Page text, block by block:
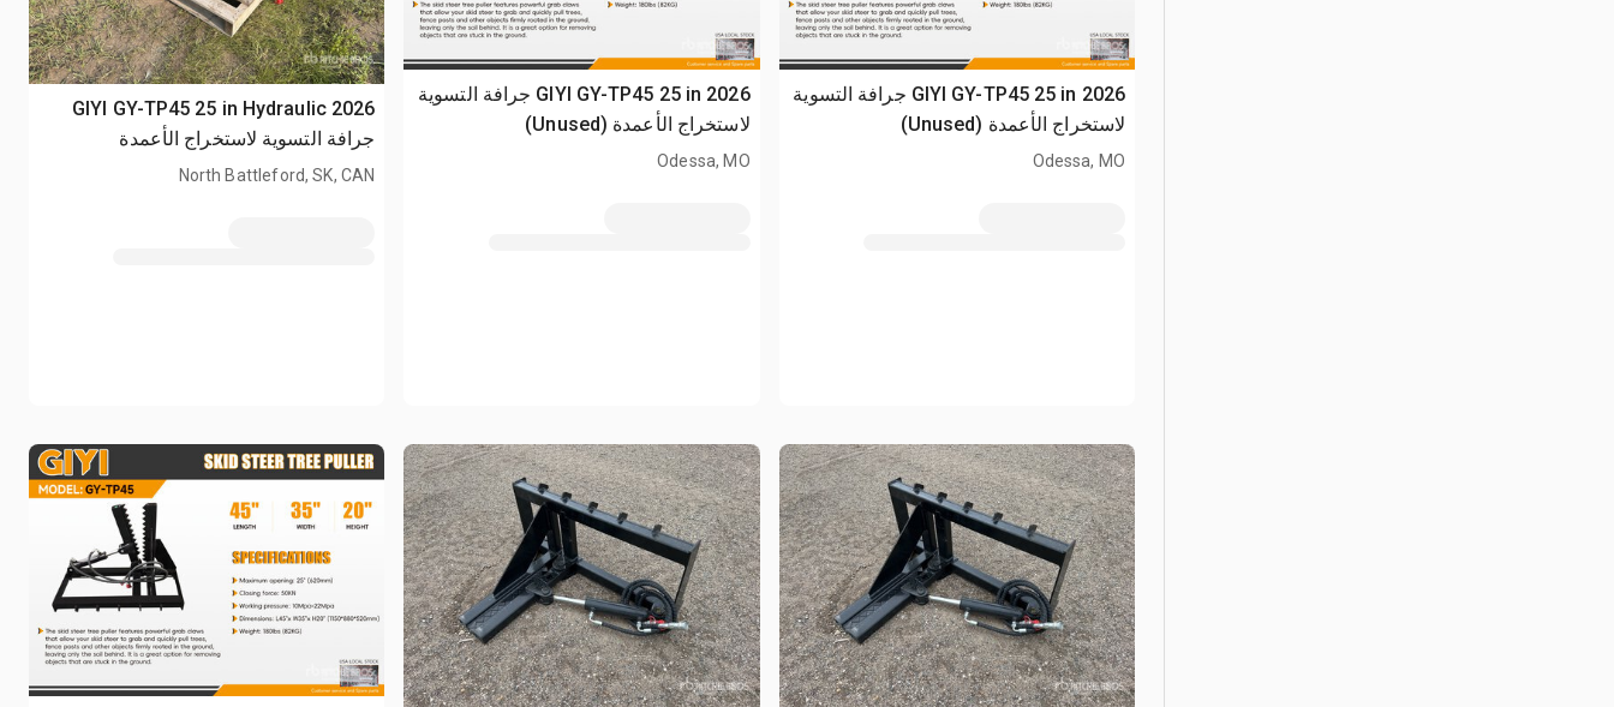
2026 GIYI GY-TP45 25 in جرافة التسوية
لاستخراج الأعمدة (Unused)
Odessa, MO
2026 GIYI GY-TP45 25 in جرافة التسوية
لاستخراج الأعمدة (Unused)
Odessa, MO
2026 GIYI GY-TP45 25 in Hydraulic
جرافة التسوية لاستخراج الأعمدة
(Unused)
North Battleford, SK, CAN